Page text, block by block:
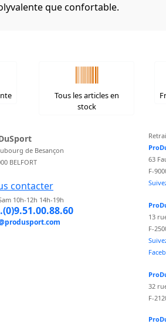
que confortable.
Tous les articles en
stock
de Besançon
BELFORT
contacter
10h-12h 14h-19h
63
F-
13
F-
32
F-